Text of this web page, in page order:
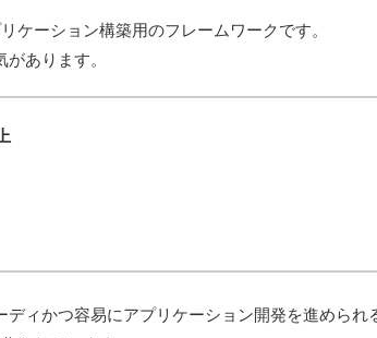
ケーション構築用のフレームワークです。
あります。
ィかつ容易にアプリケーション開発を進められ